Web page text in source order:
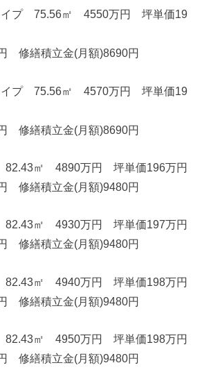
イプ 75.56㎡ 4550万円 坪単価19
修繕積立金(月額)8690円
イプ 75.56㎡ 4570万円 坪単価19
修繕積立金(月額)8690円
㎡ 4890万円 坪単価196万円
修繕積立金(月額)9480円
㎡ 4930万円 坪単価197万円
修繕積立金(月額)9480円
㎡ 4940万円 坪単価198万円
修繕積立金(月額)9480円
㎡ 4950万円 坪単価198万円
修繕積立金(月額)9480円